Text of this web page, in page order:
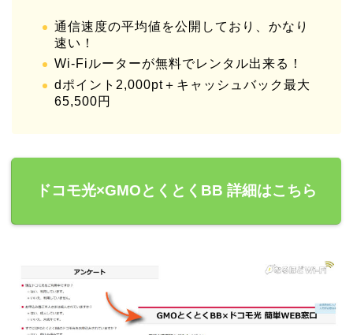
通信速度の平均値を公開しており、かなり
速い！
Wi-Fiルーターが無料でレンタル出来る！
dポイント2,000pt＋キャッシュバック最大
65,500円
ドコモ光×GMOとくとくBB 詳細はこちら